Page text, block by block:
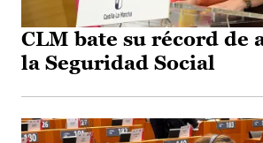
CLM bate su récord de
la Seguridad Social